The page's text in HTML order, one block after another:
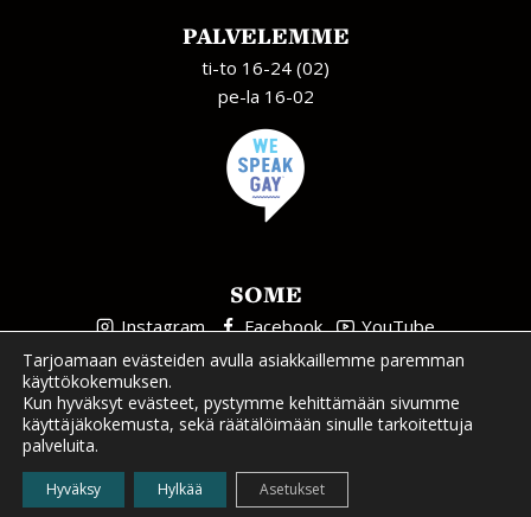
PALVELEMME
ti-to 16-24 (02)
pe-la 16-02
SOME
Instagram Facebook YouTube
Tietosuojaseloste
CTA
Tarjoamaan evästeiden avulla asiakkaillemme paremman
käyttökokemuksen.
Kun hyväksyt evästeet, pystymme kehittämään sivumme
käyttäjäkokemusta, sekä räätälöimään sinulle tarkoitettuja
palveluita.
Hyväksy Hylkää Asetukset